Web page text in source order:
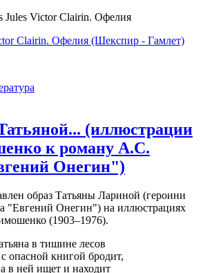
Jules Victor Clairin. Офелия
(иллюстрации
к роману А.С.
Онегин")
образ Татьяны Лариной (героини
Онегин") на иллюстрациях
(1903–1976).
в тишине лесов
опасной книгой бродит,
в ней ищет и находит